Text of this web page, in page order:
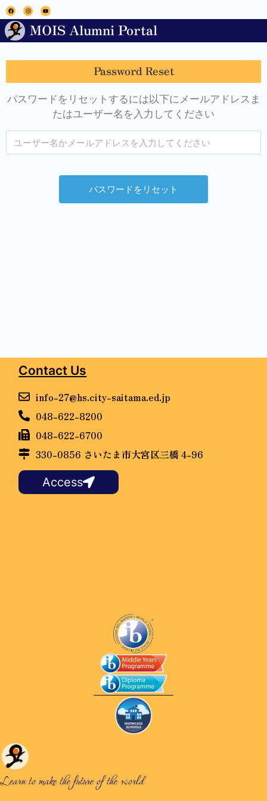
へ
ス
キ
MOIS Alumni Portal
Password Reset
パスワードをリセットするには以下にメールアドレスま
たはユーザー名を入力してください
Learn to make the future of the world
Contact Us
info-27@hs.city-saitama.ed.jp
048-622-8200
048-622-6700
330-0856 さいたま市大宮区三橋 4-96
Access